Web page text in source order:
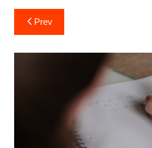
Post
navigation
Prev